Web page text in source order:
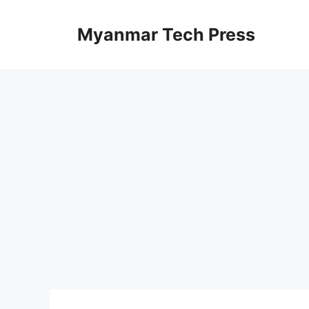
Myanmar Tech Press